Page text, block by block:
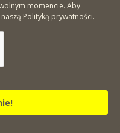
momencie. Aby
Polityką prywatności.